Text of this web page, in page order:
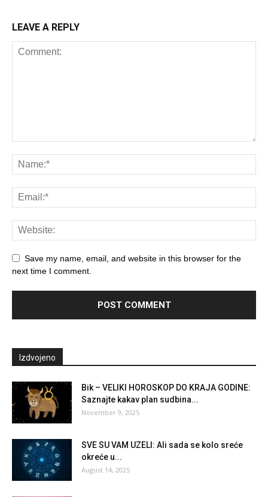
LEAVE A REPLY
Save my name, email, and website in this browser for the
next time I comment.
Izdvojeno
Bik – VELIKI HOROSKOP DO KRAJA GODINE:
Saznajte kakav plan sudbina...
November 9, 2025
SVE SU VAM UZELI: Ali sada se kolo sreće
okreće u...
August 14, 2025